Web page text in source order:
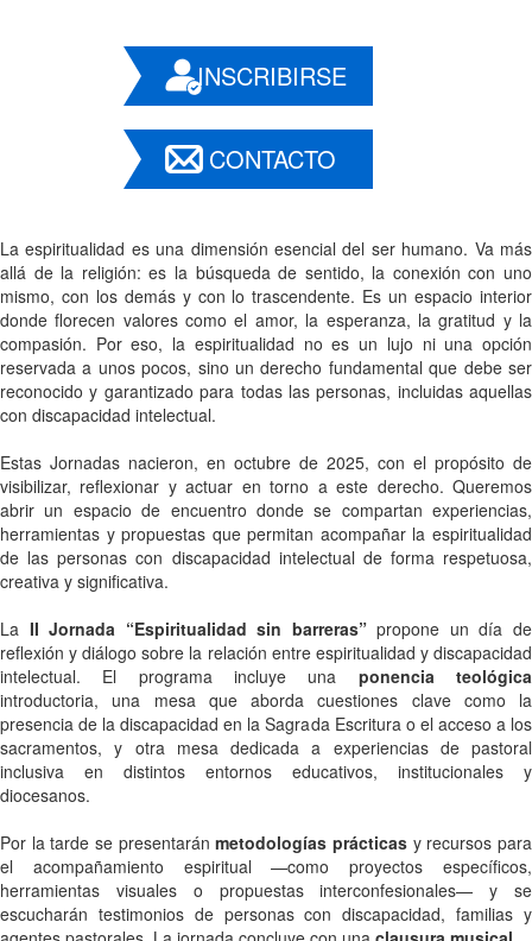
INSCRIBIRSE
CONTACTO
La espiritualidad es una dimensión esencial del ser humano. Va más
allá de la religión: es la búsqueda de sentido, la conexión con uno
mismo, con los demás y con lo trascendente. Es un espacio interior
donde florecen valores como el amor, la esperanza, la gratitud y la
compasión. Por eso, la espiritualidad no es un lujo ni una opción
reservada a unos pocos, sino un derecho fundamental que debe ser
reconocido y garantizado para todas las personas, incluidas aquellas
con discapacidad intelectual.
Estas Jornadas nacieron, en octubre de 2025, con el propósito de
visibilizar, reflexionar y actuar en torno a este derecho. Queremos
abrir un espacio de encuentro donde se compartan experiencias,
herramientas y propuestas que permitan acompañar la espiritualidad
de las personas con discapacidad intelectual de forma respetuosa,
creativa y significativa.
La II Jornada “Espiritualidad sin barreras”propone un día de
reflexión y diálogo sobre la relación entre espiritualidad y discapacidad
intelectual. El programa incluye una ponencia teológica
introductoria, una mesa que aborda cuestiones clave como la
presencia de la discapacidad en la Sagrada Escritura o el acceso a los
sacramentos, y otra mesa dedicada a experiencias de pastoral
inclusiva en distintos entornos educativos, institucionales y
diocesanos.
Por la tarde se presentaránmetodologías prácticas y recursos para
el acompañamiento espiritual —como proyectos específicos,
herramientas visuales o propuestas interconfesionales— y se
escucharán testimonios de personas con discapacidad, familias y